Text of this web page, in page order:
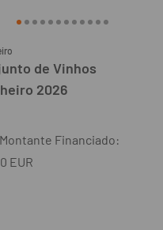
de Vinhos
2026
Financiado:
EUR